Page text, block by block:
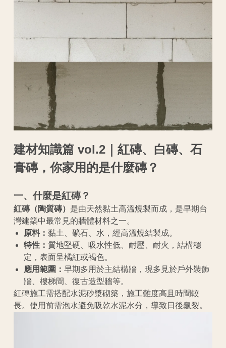
建材知識篇 vol.2｜紅磚、白磚、石
膏磚，你家用的是什麼磚？
一、什麼是紅磚？
紅磚（陶質磚） 是由天然黏土高溫燒製而成，是早期台
灣建築中最常見的牆體材料之一。
原料： 黏土、礦石、水，經高溫燒結製成。
特性： 質地堅硬、吸水性低、耐壓、耐火，結構穩
定，表面呈橘紅或褐色。
應用範圍： 早期多用於主結構牆，現多見於戶外裝飾
牆、樓梯間、復古造型牆等。
紅磚施工需搭配水泥砂漿砌築，施工難度高且時間較
長。使用前需泡水避免吸乾水泥水分，導致日後龜裂。